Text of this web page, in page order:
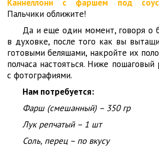
Каннеллони с фаршем под
Пальчики оближите!
Да и еще один момент, говоря о
в духовке, после того как вы
готовыми беляшами, накройте их
полчаса настояться. Ниже
с фотографиями.
Нам потребуется:
Фарш (смешанный) – 350 гр
Лук репчатый – 1 шт
Соль, перец – по вкусу